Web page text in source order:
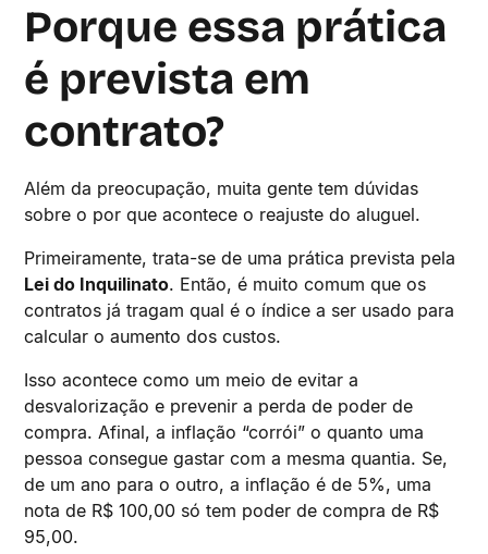
Porque essa prática
é prevista em
contrato?
Além da preocupação, muita gente tem dúvidas
sobre o por que acontece o reajuste do aluguel.
Primeiramente, trata-se de uma prática prevista pela
Lei do Inquilinato. Então, é muito comum que os
contratos já tragam qual é o índice a ser usado para
calcular o aumento dos custos.
Isso acontece como um meio de evitar a
desvalorização e prevenir a perda de poder de
compra. Afinal, a inflação “corrói” o quanto uma
pessoa consegue gastar com a mesma quantia. Se,
de um ano para o outro, a inflação é de 5%, uma
nota de R$ 100,00 só tem poder de compra de R$
95,00.